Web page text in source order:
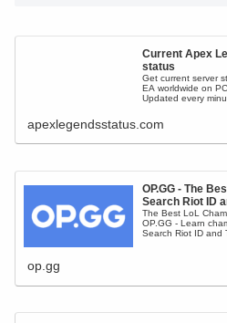
Current Apex
status
Get current server
EA worldwide on
Updated every
apexlegendsstatus.com
OP.GG - The
Search Riot ID
The Best LoL
OP.GG - Learn
Search Riot ID and
op.gg